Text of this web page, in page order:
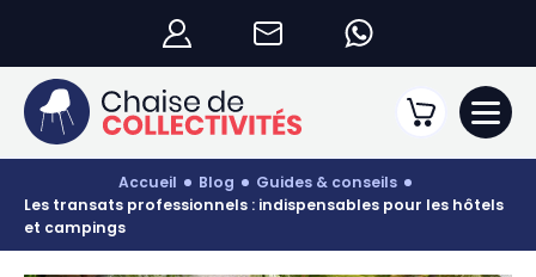
accueil blog
guides & conseils
les transats professionnels : indispensables pour les hôtels
et campings